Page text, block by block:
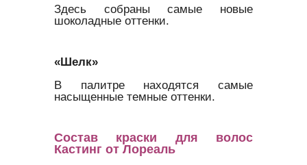
Здесь собраны самые новые
шоколадные оттенки.
«Шелк»
В палитре находятся самые
насыщенные темные оттенки.
Состав краски для волос
Кастинг от Лореаль